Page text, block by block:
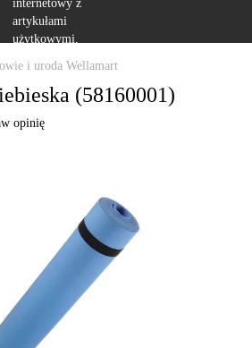
i uroda Wellamart
(58160001)
opinię